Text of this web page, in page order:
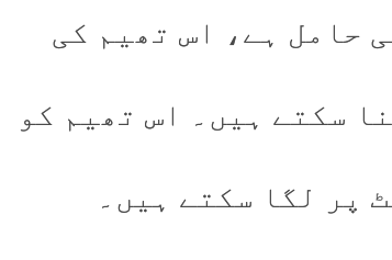
حامل ہے، اس تھیم کی
سکتے ہیں۔ اس تھیم کو
پر لگا سکتے ہیں۔